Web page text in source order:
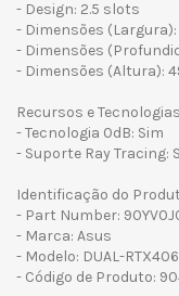
- Design: 2.5 slots
- Dimensões
- Dimensões
- Dimensões (Altura):
Recursos e
- Tecnologia 0dB: Sim
- Suporte Ray Tracing:
Identificação do
- Part Number:
- Marca: Asus
- Modelo: DUAL-
- Código de Produto: